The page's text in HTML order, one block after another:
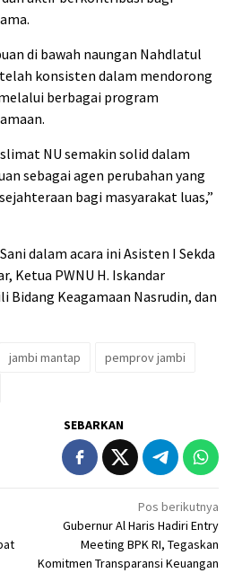
di bawah naungan Nahdlatul
konsisten dalam mendorong
berbagai program
NU semakin solid dalam
sebagai agen perubahan yang
bagi masyarakat luas,”
dalam acara ini Asisten I Sekda
Ketua PWNU H. Iskandar
Bidang Keagamaan Nasrudin, dan
jambi mantap
pemprov jambi
SEBARKAN
Pos berikutnya
Gubernur Al Haris Hadiri Entry
Meeting BPK RI, Tegaskan
Komitmen Transparansi Keuangan